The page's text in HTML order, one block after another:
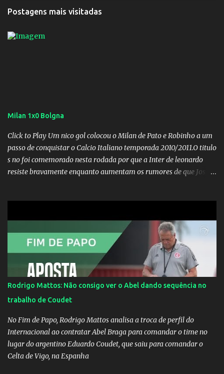
Postagens mais visitadas
Milan 1x0 Bolgna
Click to Play Um nico gol colocou o Milan de Pato e Robinho a um
passo de conquistar o Calcio Italiano temporada 2010/2011.O titulo
s no foi comemorado nesta rodada por que a Inter de leonardo
resiste bravamente enquanto aumentam os rumores de que Jos
Rodrigo Mattos: Não consigo ver o Abel dando sequência no
trabalho de Coudet
No Fim de Papo, Rodrigo Mattos analisa a troca de perfil do
Internacional ao contratar Abel Braga para comandar o time no
lugar do argentino Eduardo Coudet, que saiu para comandar o
Celta de Vigo, na Espanha